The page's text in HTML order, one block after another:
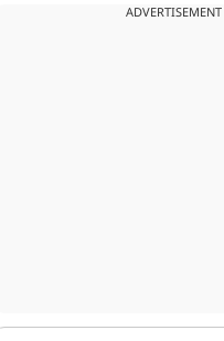
ADVERTISEMENT